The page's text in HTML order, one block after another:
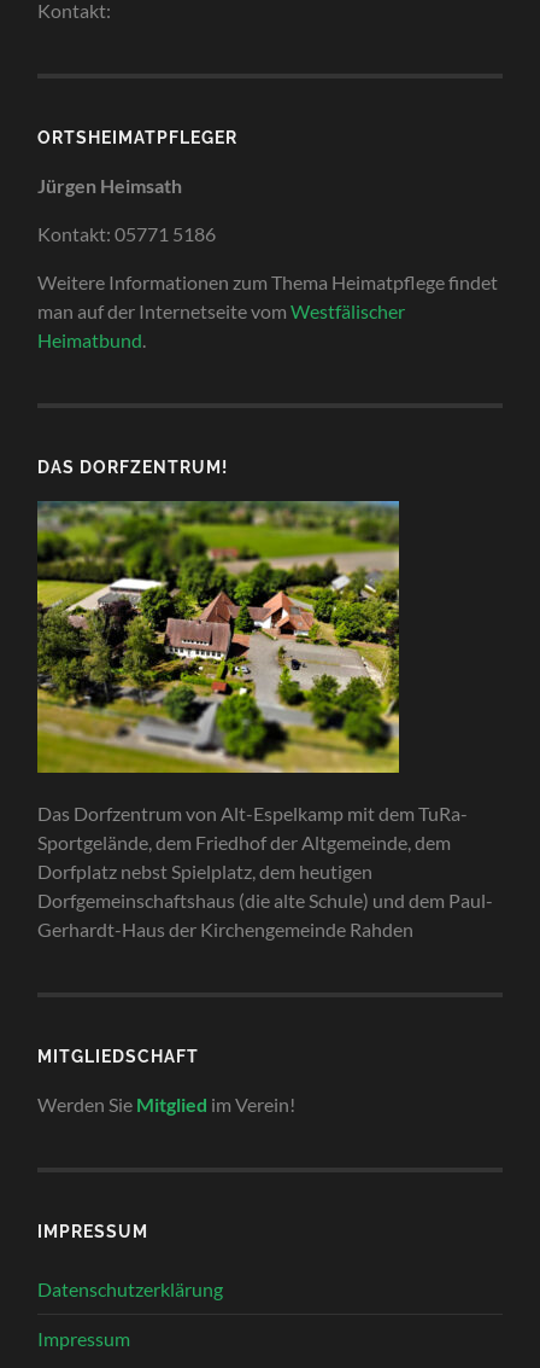
Kontakt:
ORTSHEIMATPFLEGER
Jürgen Heimsath
Kontakt: 05771 5186
Weitere Informationen zum Thema Heimatpflege findet
man auf der Internetseite vomWestfälischer
Heimatbund
DAS DORFZENTRUM!
Das Dorfzentrum von Alt-Espelkamp mit dem TuRa-
Sportgelände, dem Friedhof der Altgemeinde, dem
Dorfplatz nebst Spielplatz, dem heutigen
Dorfgemeinschaftshaus (die alte Schule) und dem Paul-
Gerhardt-Haus der Kirchengemeinde Rahden
MITGLIEDSCHAFT
Werden Sie Mitglied im Verein!
IMPRESSUM
Datenschutzerklärung
Impressum